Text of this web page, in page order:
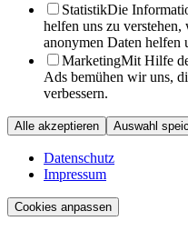
StatistikDie
helfen uns zu
anonymen Daten helfen
MarketingMit Hilfe
Ads bemühen wir uns,
verbessern.
Alle akzeptieren Auswahl
Datenschutz
Impressum
Cookies anpassen